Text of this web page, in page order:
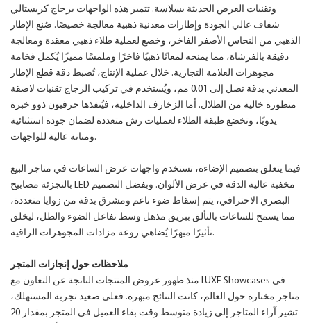
وتقنيات العرض الحديثة بسلاسة. تتميز هذه الواجهات بزجاج كريستالي
شفاف عالي الجودة وإطارات معدنية ذهبية معالجة خصيصًا. صُنع الإطار
الذهبي من النحاس الأصفر الفاخر، وخضع لعملية طلاء ذهبي معقدة ومعالجة
دقيقة بالفرشاة، مما يمنحه لمعانًا ذهبيًا فاخرًا وملمسًا مميزًا يُكمل فخامة
مجوهرات العلامة التجارية. خلال عملية الإنتاج، تُضبط دقة قطع الإطار
المعدني بدقة تصل إلى 0.01 مم، ويُستخدم في تركيب الزجاج تقنيات لاصقة
متطورة خالية من الظلال. أما الزخارف الداخلية، فيُنفذها حرفيون ذوو خبرة
يدويًا، وتخضع طبقة الطلاء لعمليات رش متعددة لضمان جودة استثنائية
ومتانة عالية للواجهات.
فيما يتعلق بتصميم الإضاءة، تستخدم واجهات عرض الساعات في متاجر البيع
بالتجزئة مصابيح LED مخفية عالية الدقة في عرض الألوان. وبفضل التصميم
البصري الاحترافي، يتم إسقاط ضوء ناعم ومشرق بدقة من زوايا متعددة،
مما يسمح للساعات بالتألق ببريق مذهل وسط تفاعل الضوء والظل، ليخلق
تأثيرًا مبهرًا يُضاهي روعة مزادات المجوهرات الراقية.
ملاحظات حول إنجازات المتجر
منذ ظهور عروض المنتجات الناتجة عن التعاون مع LUXE Showcases في
متاجر مختارة حول العالم، كانت النتائج مبهرة. فعلى صعيد تجربة المستهلك،
تشير آراء المتاجر إلى زيادة متوسط ​​وقت بقاء العميل في المتجر بمقدار 20